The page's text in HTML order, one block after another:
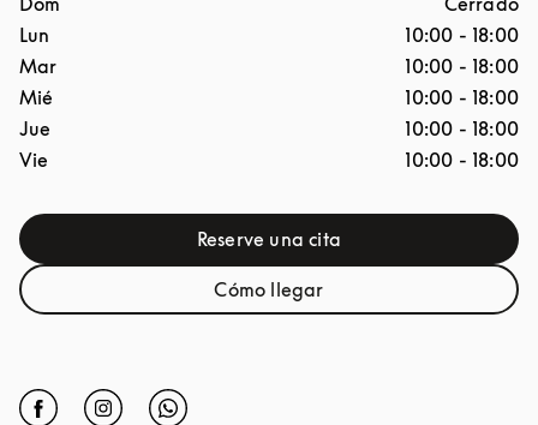
Lun
10:00 - 18:00
Mar
10:00 - 18:00
Mié
10:00 - 18:00
Jue
10:00 - 18:00
Vie
10:00 - 18:00
Reserve una citaLink Opens in New Tab
Cómo llegarLink Opens in New Tab
Click to open Facebook
Link Opens in New Tab
Click to open Instagram
Link Opens in New Tab
Click to open Whatsapp
Link Opens in New Tab